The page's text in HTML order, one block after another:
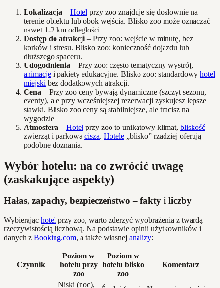
Lokalizacja – Hotel przy zoo znajduje się dosłownie na
terenie obiektu lub obok wejścia. Blisko zoo może oznaczać
nawet 1-2 km odległości.
Dostęp do atrakcji – Przy zoo: wejście w minutę, bez
korków i stresu. Blisko zoo: konieczność dojazdu lub
dłuższego spaceru.
Udogodnienia – Przy zoo: często tematyczny wystrój,
animacje i pakiety edukacyjne. Blisko zoo: standardowy hotel
miejski bez dodatkowych atrakcji.
Cena – Przy zoo ceny bywają dynamiczne (szczyt sezonu,
eventy), ale przy wcześniejszej rezerwacji zyskujesz lepsze
stawki. Blisko zoo ceny są stabilniejsze, ale tracisz na
wygodzie.
Atmosfera – Hotel przy zoo to unikatowy klimat, bliskość
zwierząt i parkowa cisza. Hotele „blisko” rzadziej oferują
podobne doznania.
Wybór hotelu: na co zwrócić uwagę
(zaskakujące aspekty)
Hałas, zapachy, bezpieczeństwo – fakty i liczby
Wybierając hotel przy zoo, warto zderzyć wyobrażenia z twardą
rzeczywistością liczbową. Na podstawie opinii użytkowników i
danych z Booking.com, a także własnej analizy:
Czynnik
Poziom w
hotelu przy
zoo
Poziom w
hotelu blisko
zoo
Komentarz
Niski (noc),